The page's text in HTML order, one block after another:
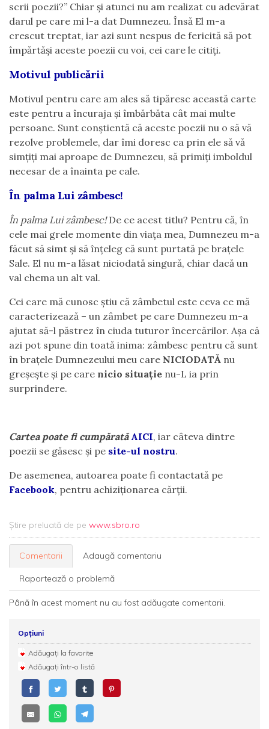
scrii poezii?” Chiar și atunci nu am realizat cu adevărat
darul pe care mi l-a dat Dumnezeu. Însă El m-a
crescut treptat, iar azi sunt nespus de fericită să pot
împărtăși aceste poezii cu voi, cei care le citiți.
Motivul publicării
Motivul pentru care am ales să tipăresc această carte
este pentru a încuraja și îmbărbăta cât mai multe
persoane. Sunt conștientă că aceste poezii nu o să vă
rezolve problemele, dar îmi doresc ca prin ele să vă
simțiți mai aproape de Dumnezeu, să primiți imboldul
necesar de a înainta pe cale.
În palma Lui zâmbesc!
În palma Lui zâmbesc!De ce acest titlu? Pentru că, în
cele mai grele momente din viața mea, Dumnezeu m-a
făcut să simt și să înțeleg că sunt purtată pe brațele
Sale. El nu m-a lăsat niciodată singură, chiar dacă un
val chema un alt val.
Cei care mă cunosc știu că zâmbetul este ceva ce mă
caracterizează – un zâmbet pe care Dumnezeu m-a
ajutat să-l păstrez în ciuda tuturor încercărilor. Așa că
azi pot spune din toată inima: zâmbesc pentru că sunt
în brațele Dumnezeului meu care NICIODATĂ nu
greșește și pe care nicio situație nu-L ia prin
surprindere.
Cartea poate fi cumpărată AICI, iar câteva dintre
poezii se găsesc și pe site-ul nostru.
De asemenea, autoarea poate fi contactată pe
Facebook, pentru achiziționarea cărții.
Știre preluată de pe www.sbro.ro
Comentarii Adaugă comentariu
Raportează o problemă
Până în acest moment nu au fost adăugate comentarii.
Opțiuni
Adăugați la favorite
Adăugați într-o listă